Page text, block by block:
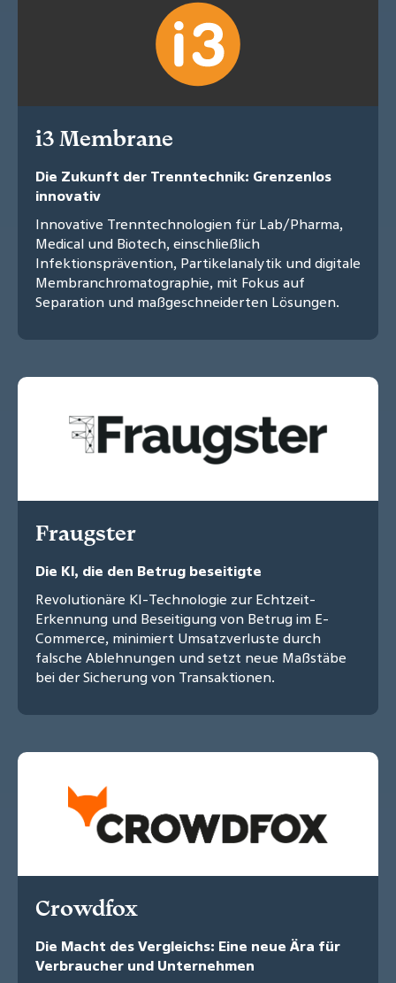
i3 Membrane
Die Zukunft der Trenntechnik: Grenzenlos
innovativ
Innovative Trenntechnologien für Lab/Pharma,
Medical und Biotech, einschließlich
Infektionsprävention, Partikelanalytik und digitale
Membranchromatographie, mit Fokus auf
Separation und maßgeschneiderten Lösungen.
Fraugster
Die KI, die den Betrug beseitigte
Revolutionäre KI-Technologie zur Echtzeit-
Erkennung und Beseitigung von Betrug im E-
Commerce, minimiert Umsatzverluste durch
falsche Ablehnungen und setzt neue Maßstäbe
bei der Sicherung von Transaktionen.
Crowdfox
Die Macht des Vergleichs: Eine neue Ära für
Verbraucher und Unternehmen